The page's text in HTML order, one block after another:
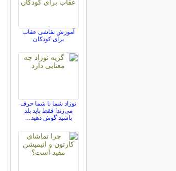
آموزش نقاشی عقاب
برای کودکان
نوزاد شما با شما حرف
می‌زند! فقط باید بلد
باشید گوش دهید…